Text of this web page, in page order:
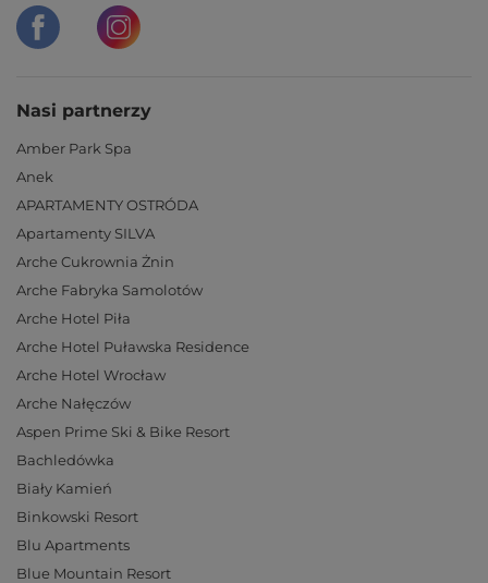
Nasi partnerzy
Amber Park Spa
Anek
APARTAMENTY OSTRÓDA
Apartamenty SILVA
Arche Cukrownia Żnin
Arche Fabryka Samolotów
Arche Hotel Piła
Arche Hotel Puławska Residence
Arche Hotel Wrocław
Arche Nałęczów
Aspen Prime Ski & Bike Resort
Bachledówka
Biały Kamień
Binkowski Resort
Blu Apartments
Blue Mountain Resort